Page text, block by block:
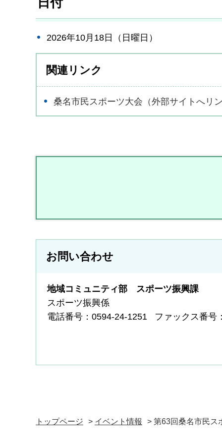
2026年10月18日（日曜日）
関連リンク
桑名市民スポーツ大会（外部サイトへリ
お問い合わせ
地域コミュニティ部 スポーツ振興課
スポーツ振興係
電話番号：0594-24-1251
ファックス番号
トップページ > イベント情報 > 第63回桑名市民ス